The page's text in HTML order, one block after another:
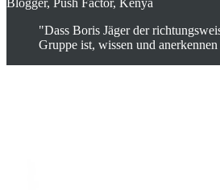
"Dass Boris Jäger der
Gruppe ist, wissen und